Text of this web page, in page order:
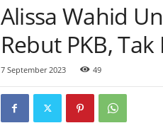
Alissa Wahid
Rebut PKB,
7 September 2023 49